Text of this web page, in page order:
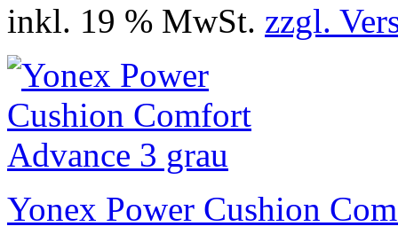
inkl. 19 % MwSt. zzgl.
Yonex Power Cushion